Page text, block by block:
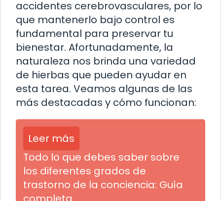
accidentes cerebrovasculares, por lo
que mantenerlo bajo control es
fundamental para preservar tu
bienestar. Afortunadamente, la
naturaleza nos brinda una variedad
de hierbas que pueden ayudar en
esta tarea. Veamos algunas de las
más destacadas y cómo funcionan:
Leer más
Todo lo que debes saber sobre
los diferentes grados de
trastorno de la conciencia: Guía